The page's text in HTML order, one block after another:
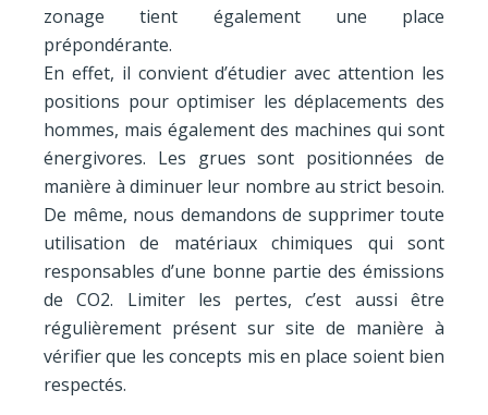
zonage tient également une place
prépondérante.
En effet, il convient d’étudier avec attention les
positions pour optimiser les déplacements des
hommes, mais également des machines qui sont
énergivores. Les grues sont positionnées de
manière à diminuer leur nombre au strict besoin.
De même, nous demandons de supprimer toute
utilisation de matériaux chimiques qui sont
responsables d’une bonne partie des émissions
de CO2. Limiter les pertes, c’est aussi être
régulièrement présent sur site de manière à
vérifier que les concepts mis en place soient bien
respectés.